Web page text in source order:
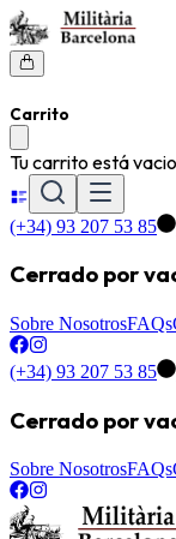
Carrito
Tu carrito está vacio
(+34) 93 207 53 85
Cerrado por
Sobre NosotrosFAQs
(+34) 93 207 53 85
Cerrado por
Sobre NosotrosFAQs